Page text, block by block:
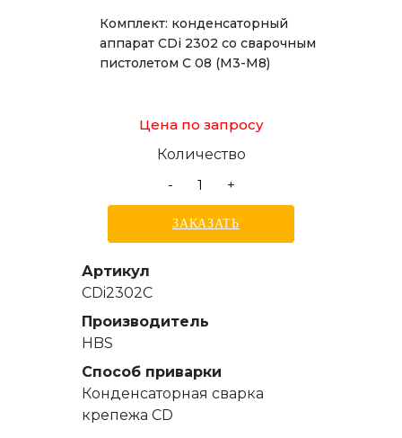
Комплект: конденсаторный
аппарат CDi 2302 со сварочным
пистолетом C 08 (М3-М8)
Цена по запросу
Количество
-
+
ЗАКАЗАТЬ
Артикул
CDi2302C
Производитель
HBS
Способ приварки
Конденсаторная сварка
крепежа CD